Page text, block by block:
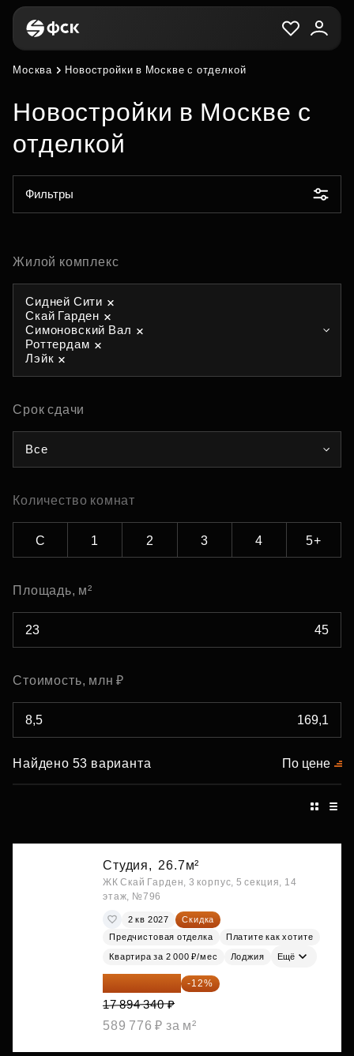
Москва Новостройки в Москве с отделкой
Новостройки в Москве с
отделкой
Фильтры
Жилой комплекс
Сидней Сити
Скай Гарден
Симоновский Вал
Роттердам
Лэйк
Срок сдачи
Все
Количество комнат
С 1 2 3 4 5+
Площадь, м²
Стоимость, млн ₽
Найдено 53 варианта По цене
Студия, 26.7м²
ЖК Скай Гарден, 3 корпус, 5 секция, 14
этаж, №796
2 кв 2027
Скидка
Предчистовая отделка
Платите как хотите
Квартира за 2 000 ₽/мес Лоджия Ещё
15 747 019 ₽ -12%
17 894 340 ₽
589 776 ₽ за м²